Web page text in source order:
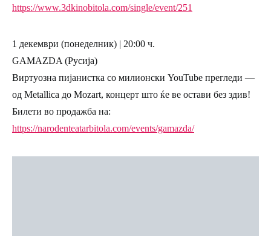
https://www.3dkinobitola.com/single/event/251
1 декември (понеделник) | 20:00 ч.
GAMAZDA (Русија)
Виртуозна пијанистка со милионски YouTube прегледи —
од Metallica до Mozart, концерт што ќе ве остави без здив!
Билети во продажба на:
https://narodenteatarbitola.com/events/gamazda/